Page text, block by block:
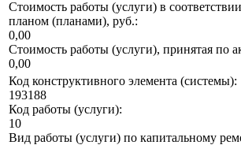
Стоимость работы (услуги) в
планом (планами), руб.:
0,00
Стоимость работы (услуги), принятая по
0,00
Код конструктивного элемента (системы):
193188
Код работы (услуги):
10
Вид работы (услуги) по капитальному